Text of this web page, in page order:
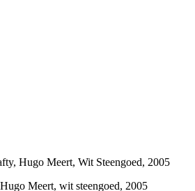
Hugo Meert, Wit Steengoed, 2005